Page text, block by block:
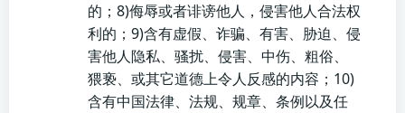
的；8)侮辱或者诽谤他人，侵害他人合法权
利的；9)含有虚假、诈骗、有害、胁迫、侵
害他人隐私、骚扰、侵害、中伤、粗俗、
猥亵、或其它道德上令人反感的内容；10)
含有中国法律、法规、规章、条例以及任